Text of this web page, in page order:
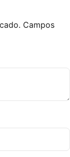
Campos